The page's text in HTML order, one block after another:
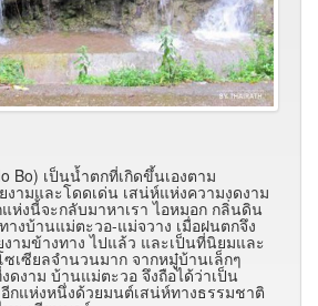
Bo) เป็นน้ำตกที่เกิดขึ้นเองตาม
ามและโดดเด่น เสน่ห์แห่งความงดงาม
ห่งนี้จะกลับมาหาเรา ไอหมอก กลิ่นดิน
งบ้านแม่ตะวอ-แม่จวาง เมื่อฝนตกจึง
ามข้างทาง ไปแล้ว และเป็นที่นิยมและ
ซเซียลจำนวนมาก จากหมู๋บ้านเล็กๆ
ดงาม บ้านแม่ตะวอ จึงถือได้ว่าเป็น
อีกแห่งหนึ่งด้วยมนต์เสน่ห์ทางธรรมชาติ